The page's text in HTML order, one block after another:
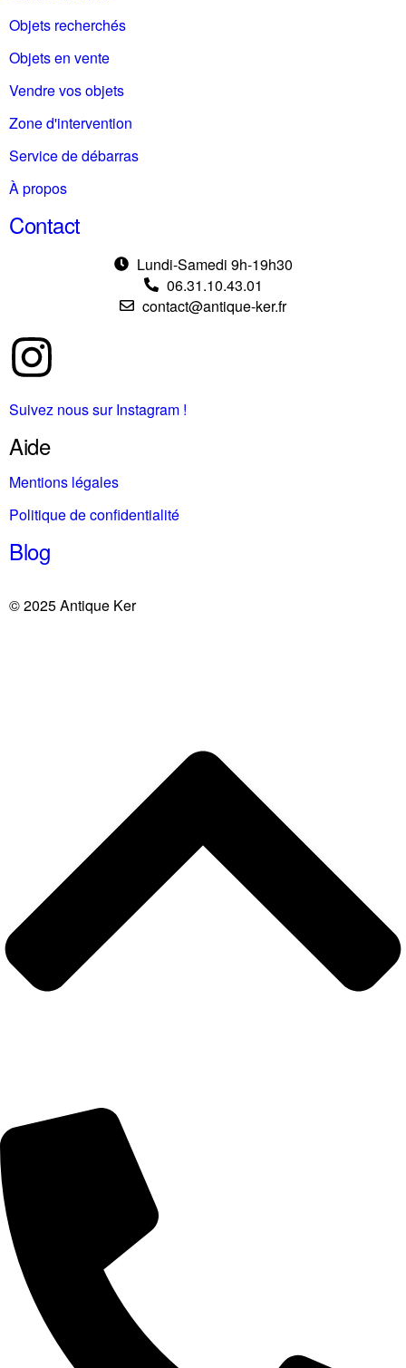
Objets recherchés
Objets en vente
Vendre vos objets
Zone d'intervention
Service de débarras
À propos
Contact
Lundi-Samedi 9h-19h30
06.31.10.43.01
contact@antique-ker.fr
Suivez nous sur Instagram !
Aide
Mentions légales
Politique de confidentialité
Blog
© 2025 Antique Ker